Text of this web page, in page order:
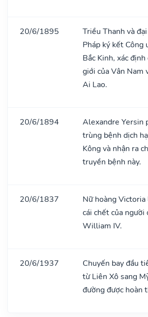
20/6/1895
Triều Thanh và
Pháp ký kết Công
Bắc Kinh, xác
giới của Vân Nam
Ai Lao.
20/6/1894
Alexandre Yersin
trùng bệnh dịch
Kông và nhận ra
truyền bệnh này.
20/6/1837
Nữ hoàng
cái chết của người
William IV.
20/6/1937
Chuyến bay đầu
từ Liên Xô sang
đường được hoàn